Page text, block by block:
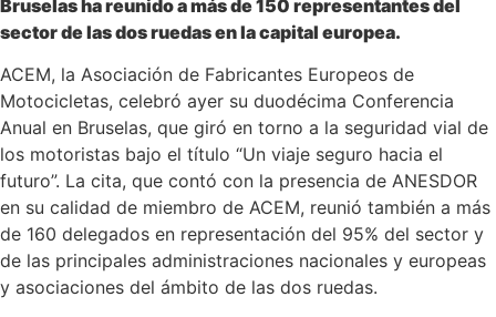
Bruselas ha reunido a más de 150 representantes del
sector de las dos ruedas en la capital europea.
ACEM, la Asociación de Fabricantes Europeos de
Motocicletas, celebró ayer su duodécima Conferencia
Anual en Bruselas, que giró en torno a la seguridad vial de
los motoristas bajo el título “Un viaje seguro hacia el
futuro”. La cita, que contó con la presencia de ANESDOR
en su calidad de miembro de ACEM, reunió también a más
de 160 delegados en representación del 95% del sector y
de las principales administraciones nacionales y europeas
y asociaciones del ámbito de las dos ruedas.